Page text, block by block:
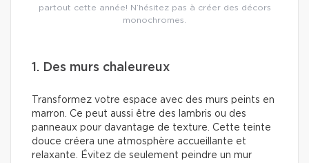
partout cette année! N’hésitez pas à créer des décors
monochromes.
1. Des murs chaleureux
Transformez votre espace avec des murs peints en
marron. Ce peut aussi être des lambris ou des
panneaux pour davantage de texture. Cette teinte
douce créera une atmosphère accueillante et
relaxante. Évitez de seulement peindre un mur